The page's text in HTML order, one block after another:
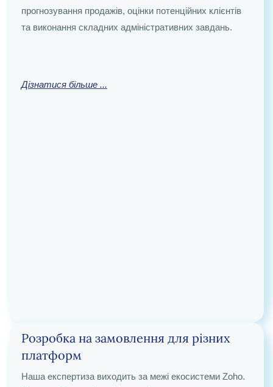
всього вашого технологічного стеку — включаючи
Shopify, SQL або застаріле програмне забезпечення —
Дізнатися більше ...
прогнозування продажів, оцінки потенційних клієнтів
та виконання складних адміністративних завдань.
Дізнатися більше ...
Аудит на етапі підготовки до
впровадження та системний аудит
Розробка на замовлення для різних
платформ
Наша експертиза виходить за межі екосистеми Zoho.